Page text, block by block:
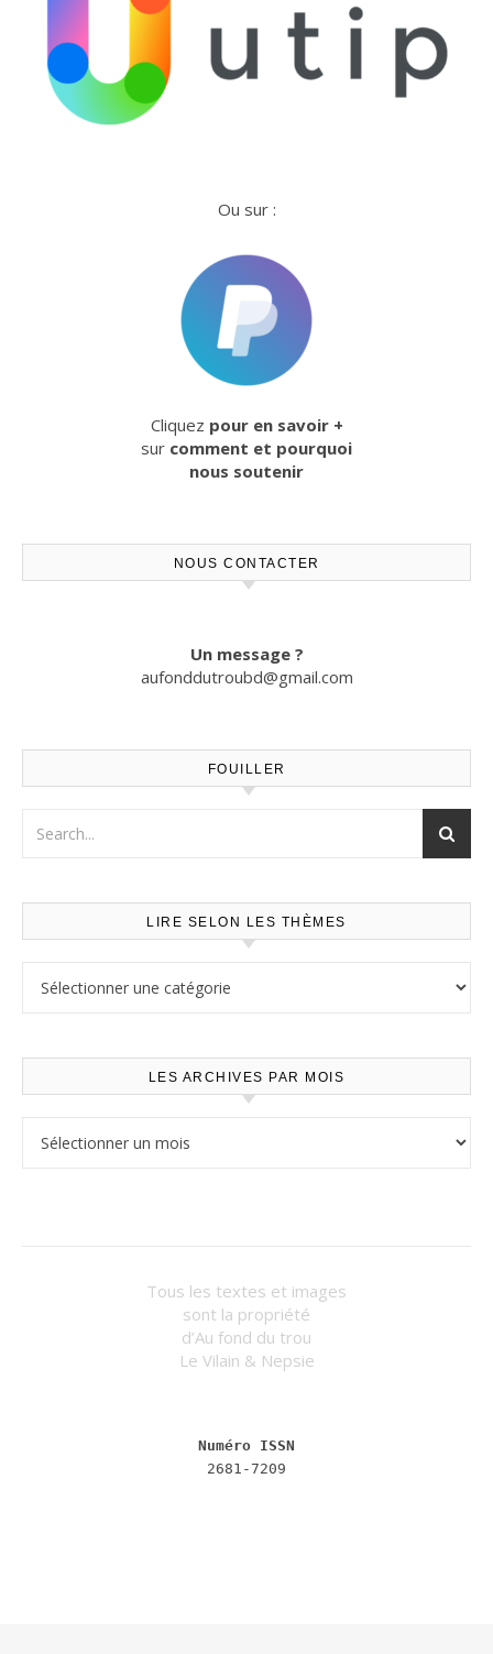
Ou sur :
Cliquez pour en savoir +
sur comment et pourquoi
nous soutenir
NOUS CONTACTER
Un message ?
aufonddutroubd@gmail.com
FOUILLER
LIRE SELON LES THÈMES
LES ARCHIVES PAR MOIS
Tous les textes et images
sont la propriété
d’Au fond du trou
Le Vilain & Nepsie
Numéro ISSN
2681-7209